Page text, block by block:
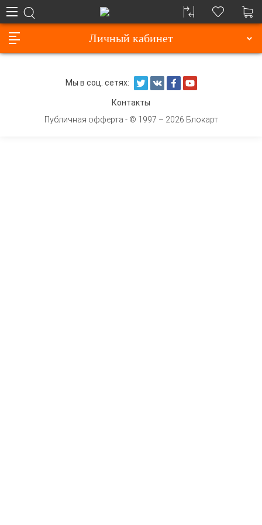
Личный кабинет
Мы в соц. сетях:
Контакты
Публичная офферта - © 1997 – 2026 Блокарт